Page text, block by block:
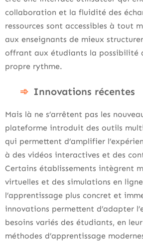
collaboration et la fluidité des
ressources sont accessibles à tout
aux enseignants de mieux
offrant aux étudiants la possibilité
propre rythme.
Innovations récentes
Mais là ne s’arrêtent pas les
plateforme introduit des outils
qui permettent d’amplifier
à des vidéos interactives et des
Certains établissements intègrent
virtuelles et des simulations en
l’apprentissage plus concret et
innovations permettent d’adapter
besoins variés des étudiants, en
méthodes d’apprentissage